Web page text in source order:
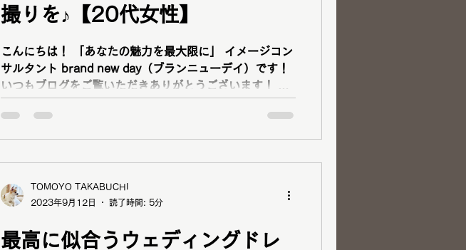
撮りを♪【20代女性】
こんにちは！ 「あなたの魅力を最大限に」 イメージコン
サルタント brand new day（ブランニューデイ）です！
いつもブログをご覧いただきありがとうございます！ パ
プ診断アナリスト 骨格診断ファッションアナリスト...
最高に似合うウェディングドレ
TOMOYO TAKABUCHI
2023年9月12日
読了時間: 5分